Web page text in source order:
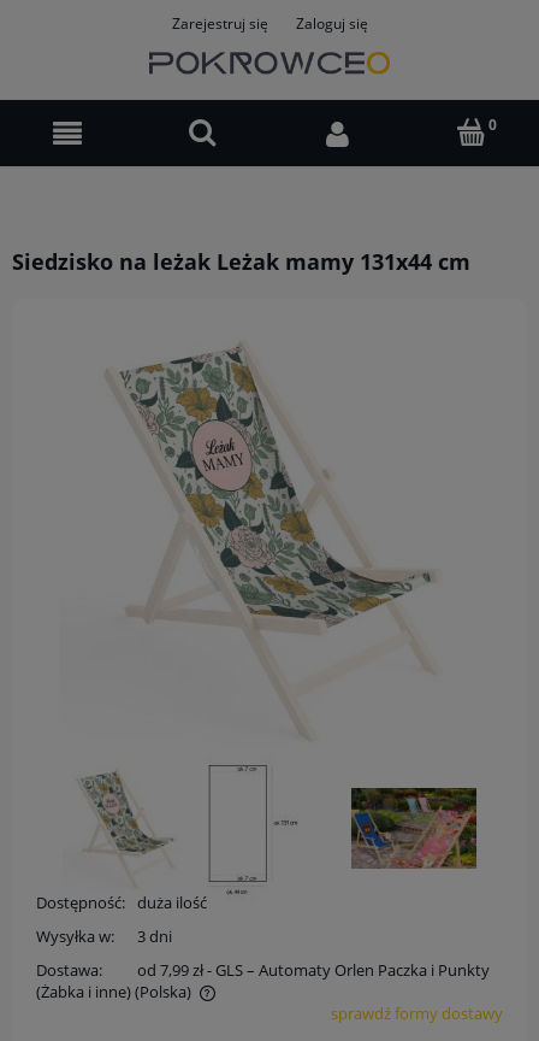
Zarejestruj się Zaloguj się
Siedzisko na leżak Leżak mamy 131x44 cm
Dostępność: duża ilość
Wysyłka w:
3 dni
Dostawa:
od 7,99 zł- GLS – Automaty Orlen Paczka i Punkty
(Żabka i inne)(Polska)
Cena nie zawiera ewentualnych kosztów płatnościsprawdź formy dostawy